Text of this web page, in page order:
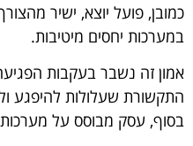
כמובן, פועל יוצא, ישיר
במערכות יחסים מיטיבות.
אמון זה נשבר בעקבות
התקשורת שעלולות להיפגע
בסוף, עסק מבוסס על מערכות